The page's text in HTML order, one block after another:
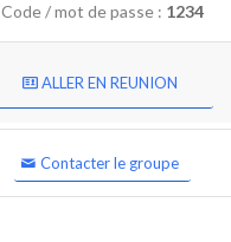
Code / mot de passe : 1234
ALLER EN REUNION
Contacter le groupe